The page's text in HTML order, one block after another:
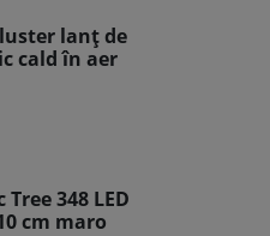
lanț de
cald în aer
348 LED
cm maro